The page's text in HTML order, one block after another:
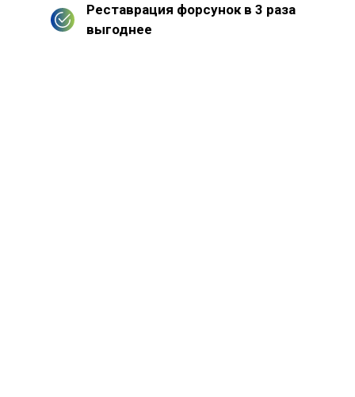
Реставрация форсунок в 3 раза
выгоднее